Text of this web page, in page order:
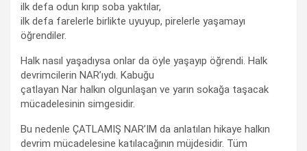
ilk defa odun kırıp soba yaktılar,
ilk defa farelerle birlikte uyuyup, pirelerle yaşamayı
öğrendiler.
Halk nasıl yaşadıysa onlar da öyle yaşayıp öğrendi. Halk
devrimcilerin NAR’ıydı. Kabuğu
çatlayan Nar halkın olgunlaşan ve yarın sokağa taşacak
mücadelesinin simgesidir.
Bu nedenle ÇATLAMIŞ NAR’IM da anlatılan hikaye halkın
devrim mücadelesine katılacağının müjdesidir. Tüm